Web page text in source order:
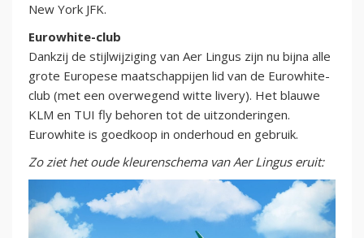
New York JFK.
Eurowhite-club
Dankzij de stijlwijziging van Aer Lingus zijn nu bijna alle
grote Europese maatschappijen lid van de Eurowhite-
club (met een overwegend witte livery). Het blauwe
KLM en TUI fly behoren tot de uitzonderingen.
Eurowhite is goedkoop in onderhoud en gebruik.
Zo ziet het oude kleurenschema van Aer Lingus eruit: